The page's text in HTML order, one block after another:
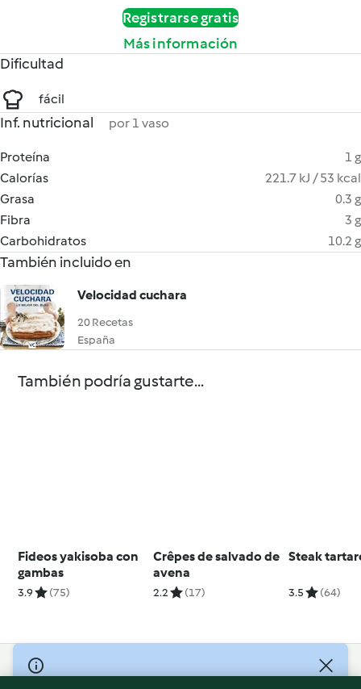
Registrarse gratis
Más información
Dificultad
fácil
Inf. nutricional por 1 vaso
Proteína
1 g
Calorías
221.7 kJ / 53 kcal
Grasa
0.3 g
Fibra
3 g
Carbohidratos
10.2 g
También incluido en
Velocidad cuchara
20 Recetas
España
También podría gustarte...
Fideos yakisoba con
gambas
3.9 (75)
Crêpes de salvado de
avena
2.2 (17)
Steak
3.5 (64)
© Copyright 2026